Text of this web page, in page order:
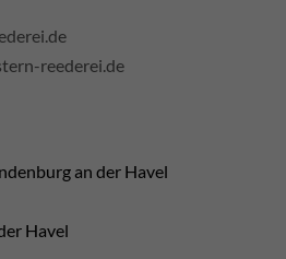
reederei.de
an der Havel
Havel